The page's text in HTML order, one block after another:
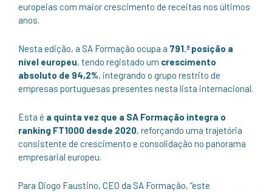
europeias com maior crescimento de receitas nos últimos
anos.
Nesta edição, a SA Formação ocupa a 791.ª posição a
nível europeu, tendo registado um crescimento
absoluto de 94,2%, integrando o grupo restrito de
empresas portuguesas presentes nesta lista internacional.
Esta é a quinta vez que a SA Formação integra o
ranking FT1000 desde 2020, reforçando uma trajetória
consistente de crescimento e consolidação no panorama
empresarial europeu.
Para Diogo Faustino, CEO da SA Formação, “este